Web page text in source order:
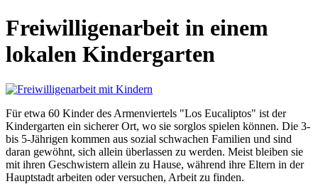
Freiwilligenarbeit in einem
lokalen Kindergarten
Für etwa 60 Kinder des Armenviertels "Los Eucaliptos" ist der
Kindergarten ein sicherer Ort, wo sie sorglos spielen können. Die 3-
bis 5-Jährigen kommen aus sozial schwachen Familien und sind
daran gewöhnt, sich allein überlassen zu werden. Meist bleiben sie
mit ihren Geschwistern allein zu Hause, während ihre Eltern in der
Hauptstadt arbeiten oder versuchen, Arbeit zu finden.